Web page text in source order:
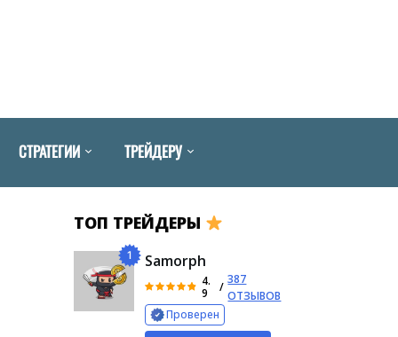
СТРАТЕГИИ ТРЕЙДЕРУ
ТОП ТРЕЙДЕРЫ
1 Samorph
4.
9
/
387
ОТЗЫВОВ
Проверен